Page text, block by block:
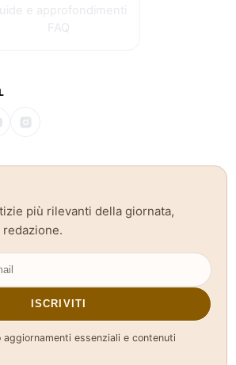
e approfondimenti
FAQ
più rilevanti della giornata,
ISCRIVITI
aggiornamenti essenziali e contenuti